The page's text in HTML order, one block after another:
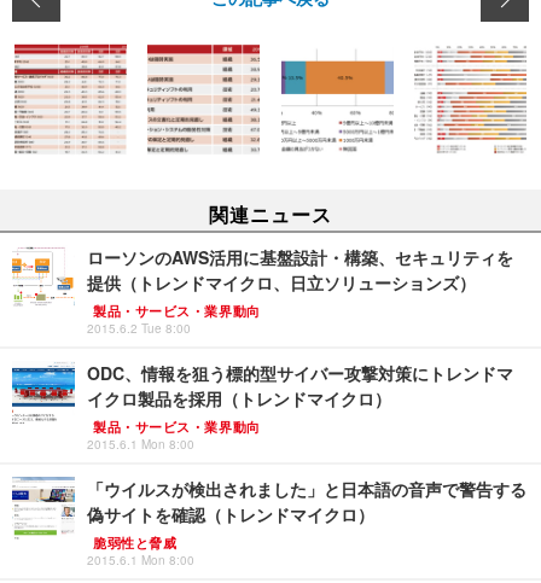
関連ニュース
ローソンのAWS活用に基盤設計・構築、セキュリティを
提供（トレンドマイクロ、日立ソリューションズ）
製品・サービス・業界動向
2015.6.2 Tue 8:00
ODC、情報を狙う標的型サイバー攻撃対策にトレンドマ
イクロ製品を採用（トレンドマイクロ）
製品・サービス・業界動向
2015.6.1 Mon 8:00
「ウイルスが検出されました」と日本語の音声で警告する
偽サイトを確認（トレンドマイクロ）
脆弱性と脅威
2015.6.1 Mon 8:00